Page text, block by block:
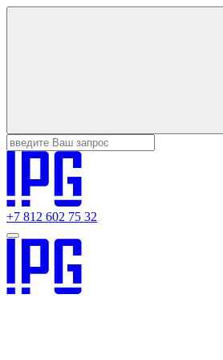
+7 812 602 75 32